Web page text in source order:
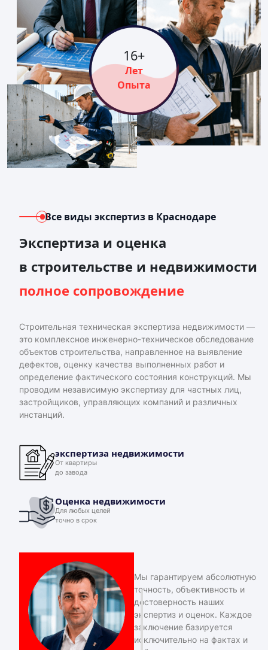
16+
Лет
Опыта
Все виды экспертиз в Краснодаре
Экспертиза и оценка
в строительстве и недвижимости
полное сопровождение
Строительная техническая экспертиза недвижимости —
это комплексное инженерно-техническое обследование
объектов строительства, направленное на выявление
дефектов, оценку качества выполненных работ и
определение фактического состояния конструкций. Мы
проводим независимую экспертизу для частных лиц,
застройщиков, управляющих компаний и различных
инстанций.
экспертиза недвижимости
От квартиры
до завода
Оценка недвижимости
Для любых целей
точно в срок
Мы гарантируем абсолютную
точность, объективность и
достоверность наших
экспертиз и оценок. Каждое
заключение базируется
исключительно на фактах и